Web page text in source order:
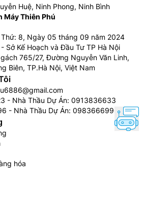
từ nhỏ đến lớn từ 12000BTU –
với nhiều không gian như nhà
gian rộng lớn như phân xưởng.
tương đối nhanh và rất thuận
sinh
gió lớn nên phù hợp với các khu
người như: văn phòng, rạp
phòng họp, nhà hàng,…
Hòa Âm Trần 1 chiều
so với dòng điều hoà treo
cao hơn khoảng 50% so với
tường vì chi phí nhân công và
cao.
là nhà phân phối Điều Hòa
Huệ, Ninh Phong, Ninh Bình
Máy Thiên Phú
8, Ngày 05 tháng 09 năm 2024
Sở Kế Hoạch và Đầu Tư TP Hà Nội
765/27, Đường Nguyễn Văn Linh,
Biên, TP.Hà Nội, Việt Nam
- Nhà Thầu Dự Án: 0913836633
- Nhà Thầu Dự Án: 0983666996
hóa